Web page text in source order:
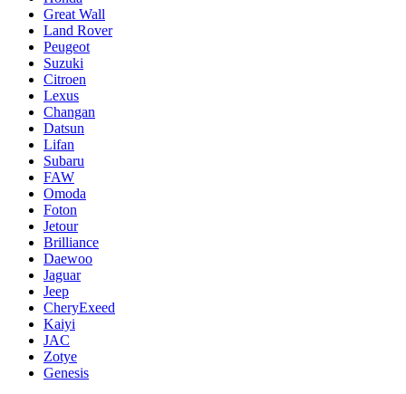
Great Wall
Land Rover
Peugeot
Suzuki
Citroen
Lexus
Changan
Datsun
Lifan
Subaru
FAW
Omoda
Foton
Jetour
Brilliance
Daewoo
Jaguar
Jeep
CheryExeed
Kaiyi
JAC
Zotye
Genesis